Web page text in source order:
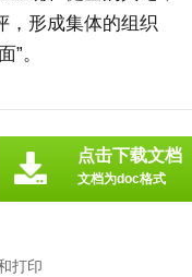
，形成集体的组织
。
打印
点击下载文档
文档为doc格式